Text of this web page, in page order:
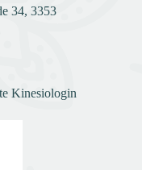
34, 3353
Kinesiologin